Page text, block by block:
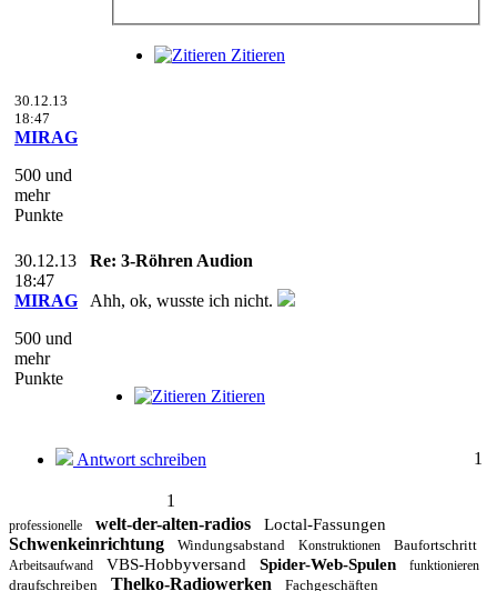
Zitieren
30.12.13
18:47
MIRAG
500 und
mehr
Punkte
30.12.13
18:47
MIRAG
500 und
mehr
Punkte
Re: 3-Röhren Audion
Ahh, ok, wusste ich nicht.
Zitieren
Antwort schreiben 1
1
professionelle welt-der-alten-radios Loctal-Fassungen
Schwenkeinrichtung Windungsabstand Konstruktionen Baufortschritt
Arbeitsaufwand VBS-Hobbyversand Spider-Web-Spulen funktionieren
draufschreiben Thelko-Radiowerken Fachgeschäften